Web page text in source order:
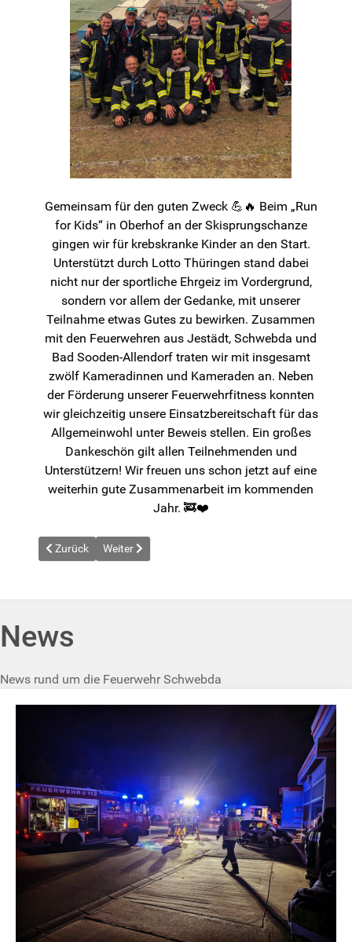
Gemeinsam für den guten Zweck 💪🔥 Beim „Run
for Kids“ in Oberhof an der Skisprungschanze
gingen wir für krebskranke Kinder an den Start.
Unterstützt durch Lotto Thüringen stand dabei
nicht nur der sportliche Ehrgeiz im Vordergrund,
sondern vor allem der Gedanke, mit unserer
Teilnahme etwas Gutes zu bewirken. Zusammen
mit den Feuerwehren aus Jestädt, Schwebda und
Bad Sooden-Allendorf traten wir mit insgesamt
zwölf Kameradinnen und Kameraden an. Neben
der Förderung unserer Feuerwehrfitness konnten
wir gleichzeitig unsere Einsatzbereitschaft für das
Allgemeinwohl unter Beweis stellen. Ein großes
Dankeschön gilt allen Teilnehmenden und
Unterstützern! Wir freuen uns schon jetzt auf eine
weiterhin gute Zusammenarbeit im kommenden
Jahr. 🚒❤️
Vorheriger Beitrag: News vom 2026-04-08
Zurück Nächster Beitrag: News vom 2026-04-18
Weiter
News
News rund um die Feuerwehr Schwebda